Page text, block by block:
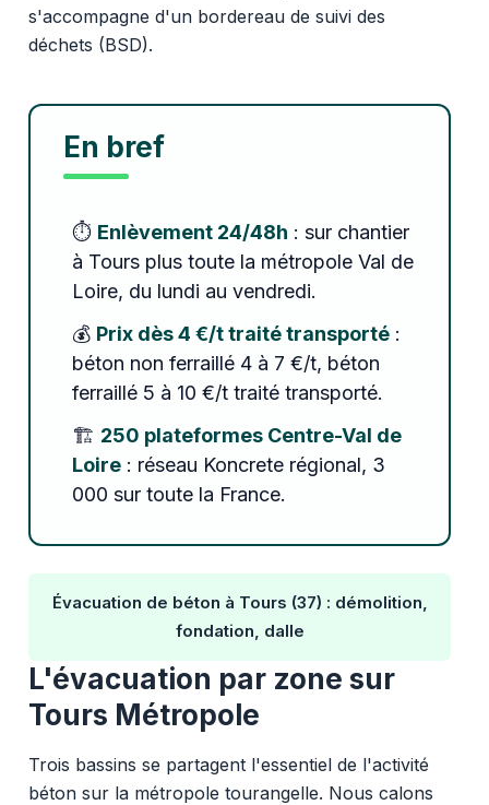
s'accompagne d'un bordereau de suivi des
déchets (BSD).
En bref
⏱️ Enlèvement 24/48h : sur chantier
à Tours plus toute la métropole Val de
Loire, du lundi au vendredi.
💰 Prix dès 4 €/t traité transporté:
béton non ferraillé 4 à 7 €/t, béton
ferraillé 5 à 10 €/t traité transporté.
🏗️ 250 plateformes Centre-Val de
Loire: réseau Koncrete régional, 3
000 sur toute la France.
Évacuation de béton à Tours (37) : démolition,
fondation, dalle
L'évacuation par zone sur
Tours Métropole
Trois bassins se partagent l'essentiel de l'activité
béton sur la métropole tourangelle. Nous calons